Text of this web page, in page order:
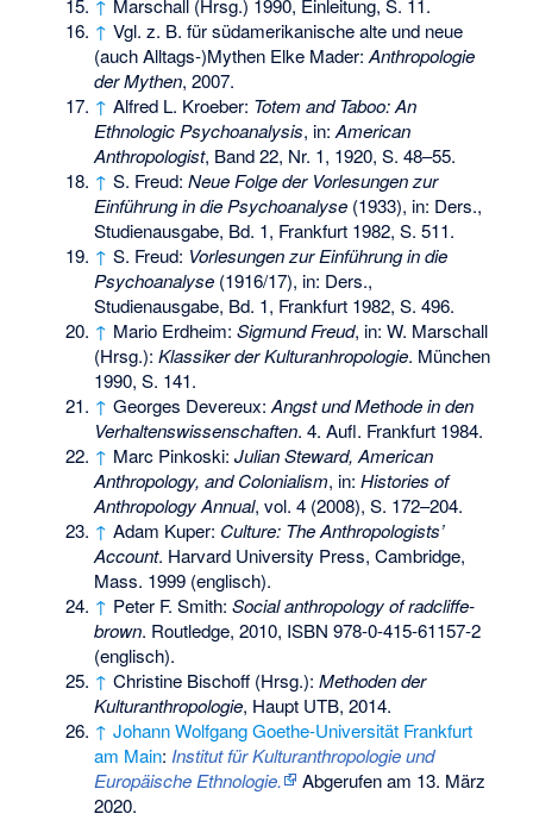
↑ Marschall (Hrsg.) 1990, Einleitung, S. 11.
↑ Vgl. z. B. für südamerikanische alte und neue
(auch Alltags-)Mythen Elke Mader:Anthropologie
der Mythen, 2007.
↑ Alfred L. Kroeber: Totem and Taboo: An
Ethnologic Psychoanalysis, in:American
Anthropologist, Band 22, Nr. 1, 1920, S. 48–55.
↑ S. Freud:Neue Folge der Vorlesungen zur
Einführung in die Psychoanalyse (1933), in: Ders.,
Studienausgabe, Bd. 1, Frankfurt 1982, S. 511.
↑ S. Freud: Vorlesungen zur Einführung in die
Psychoanalyse (1916/17), in: Ders.,
Studienausgabe, Bd. 1, Frankfurt 1982, S. 496.
↑ Mario Erdheim:Sigmund Freud, in: W. Marschall
(Hrsg.):Klassiker der Kulturanhropologie. München
1990, S. 141.
↑ Georges Devereux:Angst und Methode in den
Verhaltenswissenschaften. 4. Aufl. Frankfurt 1984.
↑ Marc Pinkoski:Julian Steward, American
Anthropology, and Colonialism, in:Histories of
Anthropology Annual, vol. 4 (2008), S. 172–204.
↑ Adam Kuper: Culture: The Anthropologists’
Account. Harvard University Press, Cambridge,
Mass. 1999 (englisch).
↑ Peter F. Smith:Social anthropology of radcliffe-
brown. Routledge, 2010, ISBN 978-0-415-61157-2
(englisch).
↑ Christine Bischoff (Hrsg.):Methoden der
Kulturanthropologie, Haupt UTB, 2014.
↑ Johann Wolfgang Goethe-Universität Frankfurt
am Main:Institut für Kulturanthropologie und
Europäische Ethnologie.
Abgerufen am 13. März
2020.